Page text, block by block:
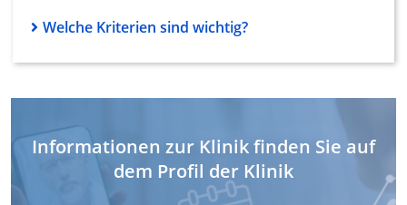
Welche Kriterien sind wichtig?
Informationen zur Klinik finden Sie auf
dem Profil der Klinik
Geräte anhand von aktiv angeforderten
Notwendig
Performance